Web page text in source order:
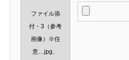
ファイル添
付・3（参考
画像）※任
意…jpg、